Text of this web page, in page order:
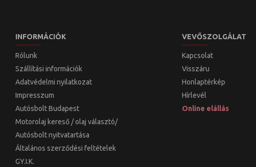
INFORMÁCIÓK
Rólunk
Szállítási információk
Adatvédelmi nyilatkozat
Impresszum
Autósbolt Budapest
Motorolaj kereső / olaj választó/
Autósbolt nyitvatartása
Általános szerződési feltételek
GY.I.K.
VEVŐSZOLGÁLAT
Kapcsolat
Visszáru
Honlaptérkép
Hírlevél
Online elállás